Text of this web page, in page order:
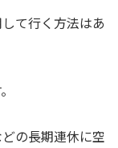
て行く方法はあ
の長期連休に空